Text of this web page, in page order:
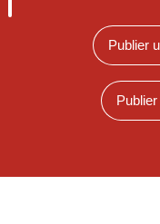
Publier